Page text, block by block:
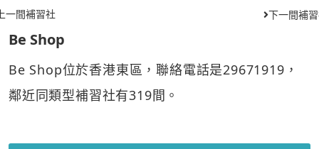
一間補習社 下一間補
Be Shop
Be Shop位於香港東區，聯絡電話是29671919，
鄰近同類型補習社有319間。